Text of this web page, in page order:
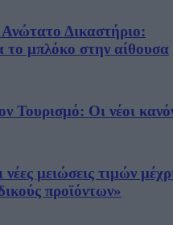
Δικαστήριο:
το μπλόκο στην αίθουσα
Τουρισμό: Οι νέοι
μειώσεις τιμών
προϊόντων»